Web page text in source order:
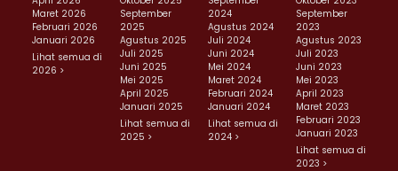
Maret 2026
Februari 2026
Januari 2026
Lihat semua di
2026 >
September
2025
Agustus 2025
Juli 2025
Juni 2025
Mei 2025
April 2025
Januari 2025
Lihat semua di
2025 >
2024
Agustus 2024
Juli 2024
Juni 2024
Mei 2024
Maret 2024
Februari 2024
Januari 2024
Lihat semua di
2024 >
September
2023
Agustus 2023
Juli 2023
Juni 2023
Mei 2023
April 2023
Maret 2023
Februari 2023
Januari 2023
Lihat semua di
2023 >